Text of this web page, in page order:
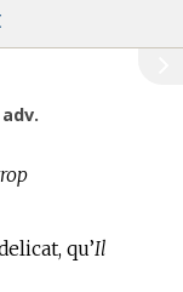
adv.
qu’Il